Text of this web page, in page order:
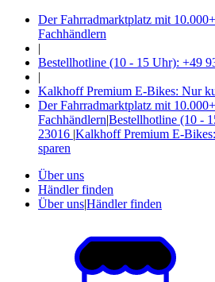
Der Fahrradmarktplatz mit
Fachhändlern
|
Bestellhotline (10 - 15 Uhr): +49
|
Kalkhoff Premium E-Bikes: Nur
Der Fahrradmarktplatz mit
Fachhändlern|Bestellhotline (10 -
23016 |Kalkhoff Premium E-
sparen
Über uns
Händler finden
Über uns|Händler finden